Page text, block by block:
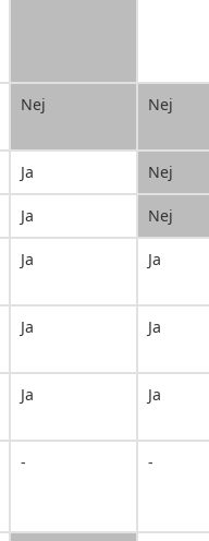
Nej Nej
Ja Nej
Ja Nej
Ja Ja
Ja Ja
Ja Ja
- -